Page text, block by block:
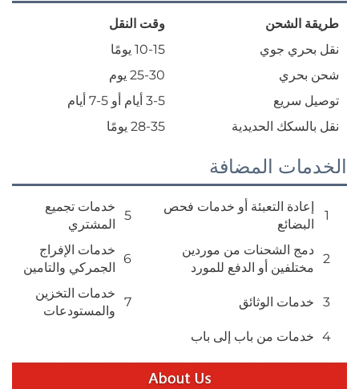
جوي
الحديدية
28-35 يومًا
المضافة
التعبئة أو خدمات فحص
5
خدمات تجميع
من موردين
أو الدفع للمورد
6
خدمات الإفراج
الجمركي والتامين
الوثائق
خدمات التخزين
والمستودعات
من باب إلى باب